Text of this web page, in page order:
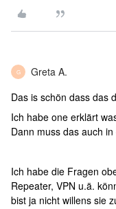
G Greta A.
Das is schön dass das
Ich habe one erklärt
Dann muss das auch
Ich habe die Fragen
Repeater, VPN u.ä.
bist ja nicht willens sie